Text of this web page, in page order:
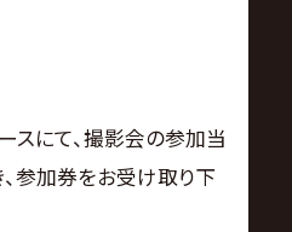
スにて、撮影会の参加当
参加券をお受け取り下